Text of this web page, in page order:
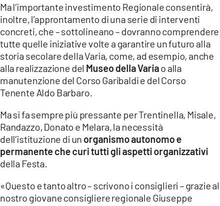
Ma l’importante investimento Regionale consentirà,
inoltre, l’approntamento di una serie di interventi
concreti, che – sottolineano – dovranno comprendere
tutte quelle iniziative volte a garantire un futuro alla
storia secolare della Varia, come, ad esempio, anche
alla realizzazione del Museo della Variao alla
manutenzione del Corso Garibaldi e del Corso
Tenente Aldo Barbaro.
Ma si fa sempre più pressante per Trentinella, Misale,
Randazzo, Donato e Melara, la necessità
dell’istituzione di un organismo autonomo e
permanente che curi tutti gli aspetti organizzativi
della Festa.
«Questo e tanto altro – scrivono i consiglieri – grazie al
nostro giovane consigliere regionale Giuseppe